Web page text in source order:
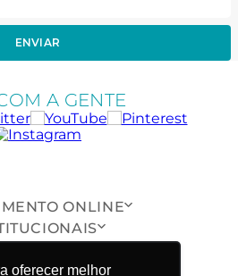
oferecer melhor
ENVIAR
A GENTE
ONLINE
ESTAMOS